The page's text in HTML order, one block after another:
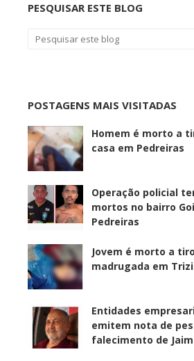
PESQUISAR ESTE BLOG
POSTAGENS MAIS VISITADAS
Homem é morto a
casa em Pedreiras
Operação policial
mortos no bairro
Pedreiras
Jovem é morto a
madrugada em
Entidades
emitem nota de
falecimento de